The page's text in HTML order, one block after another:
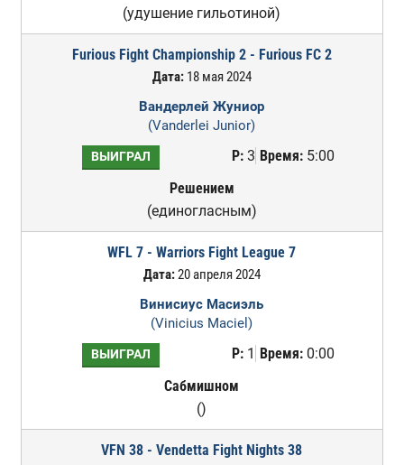
(удушение гильотиной)
Furious Fight Championship 2 - Furious FC 2
Дата:18 мая 2024
Вандерлей Жуниор
(Vanderlei Junior)
ВЫИГРАЛ Р:3 Время:5:00
Решением
(единогласным)
WFL 7 - Warriors Fight League 7
Дата:20 апреля 2024
Винисиус Масиэль
(Vinicius Maciel)
ВЫИГРАЛ Р:1 Время:0:00
Сабмишном
()
VFN 38 - Vendetta Fight Nights 38